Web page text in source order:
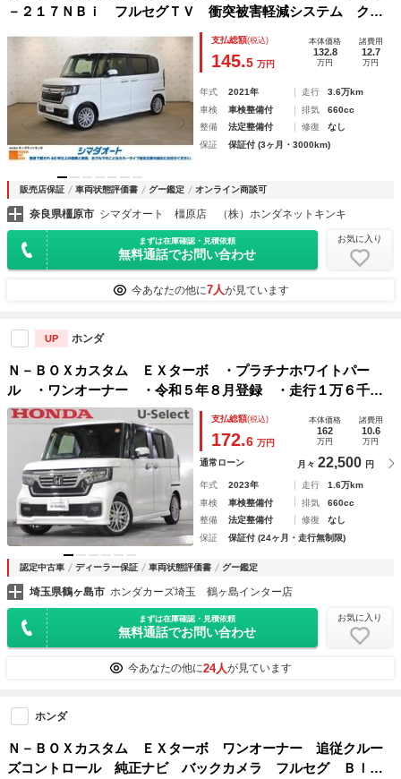
－２１７ＮＢｉ フルセグＴＶ 衝突被害軽減システム クリ
アランスソナー クルーズコントロール 両側電動スライドド
ア Ｂカメラ レーンアシスト ＥＴＣ ＡＷ シートヒータ
支払総額(税込)
145.5 万円
本体価格
132.8
万円
諸費用
12.7
万円
年式 2021年 走行
3.6万km
車検
車検整備付 排気
660cc
整備
法定整備付 修復
なし
保証
保証付 (3ヶ月・3000km)
販売店保証 車両状態評価書 グー鑑定 オンライン商談可
奈良県橿原市 シマダオート 橿原店 （株）ホンダネットキンキ
まずは在庫確認・見積依頼
無料通話でお問い合わせ
お気に入り
今あなたの他に7人が見ています
UP ホンダ
Ｎ－ＢＯＸカスタム ＥＸターボ ・プラチナホワイトパー
ル ・ワンオーナー ・令和５年８月登録 ・走行１万６千キ
ロ ・車検整備付 ・ナビ ・リアカメラ ・ＥＴＣ ・Ｂｌ
ｕｅｔｏｏｔｈ ＡＵＤＩＯ ・ドアバイザー ・２年保証
支払総額(税込)
172.6 万円
本体価格
162
万円
諸費用
10.6
万円
通常ローン 月々 22,500 円
年式 2023年 走行
1.6万km
車検
車検整備付 排気
660cc
整備
法定整備付 修復
なし
保証
保証付 (24ヶ月・走行無制限)
認定中古車 ディーラー保証 車両状態評価書 グー鑑定
埼玉県鶴ヶ島市 ホンダカーズ埼玉 鶴ヶ島インター店
まずは在庫確認・見積依頼
無料通話でお問い合わせ
お気に入り
今あなたの他に24人が見ています
ホンダ
Ｎ－ＢＯＸカスタム ＥＸターボ ワンオーナー 追従クルー
ズコントロール 純正ナビ バックカメラ フルセグ Ｂｌｕ